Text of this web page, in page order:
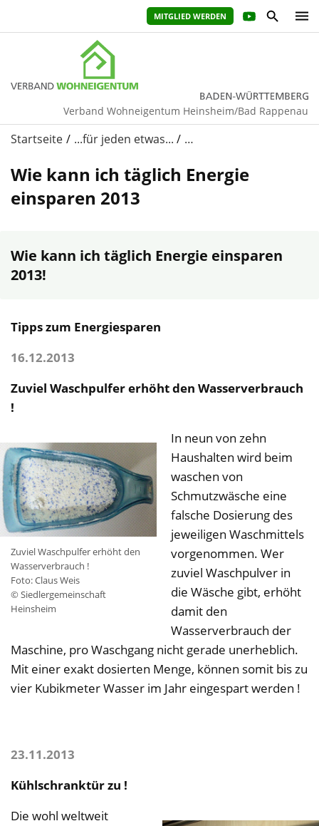
MITGLIED WERDEN
Verband Wohneigentum Heinsheim/Bad Rappenau
Startseite ...für jeden etwas... …
Wie kann ich täglich Energie
einsparen 2013
Wie kann ich täglich Energie einsparen
2013!
Tipps zum Energiesparen
16.12.2013
Zuviel Waschpulfer erhöht den Wasserverbrauch
!
Zuviel Waschpulfer erhöht den
Wasserverbrauch !
Foto: Claus Weis
© Siedlergemeinschaft
Heinsheim
In neun von zehn
Haushalten wird beim
waschen von
Schmutzwäsche eine
falsche Dosierung des
jeweiligen Waschmittels
vorgenommen. Wer
zuviel Waschpulver in
die Wäsche gibt, erhöht
damit den
Wasserverbrauch der
Maschine, pro Waschgang nicht gerade unerheblich.
Mit einer exakt dosierten Menge, können somit bis zu
vier Kubikmeter Wasser im Jahr eingespart werden !
23.11.2013
Kühlschranktür zu !
Die wohl weltweit